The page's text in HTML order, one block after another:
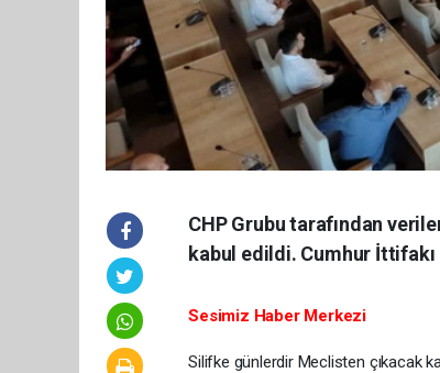
CHP Grubu tarafından
kabul edildi. Cumhur İttifakı
Sesimiz Haber Merkezi
Silifke günlerdir Meclisten çıkacak